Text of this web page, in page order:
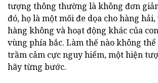
tượng thông thường là không đơn
đó, họ là một mối đe dọa cho hàng
hàng không và hoạt động khác của
vùng phía bắc. Làm thế nào không
trầm cảm cực nguy hiểm, một hiện
hãy từng bước.